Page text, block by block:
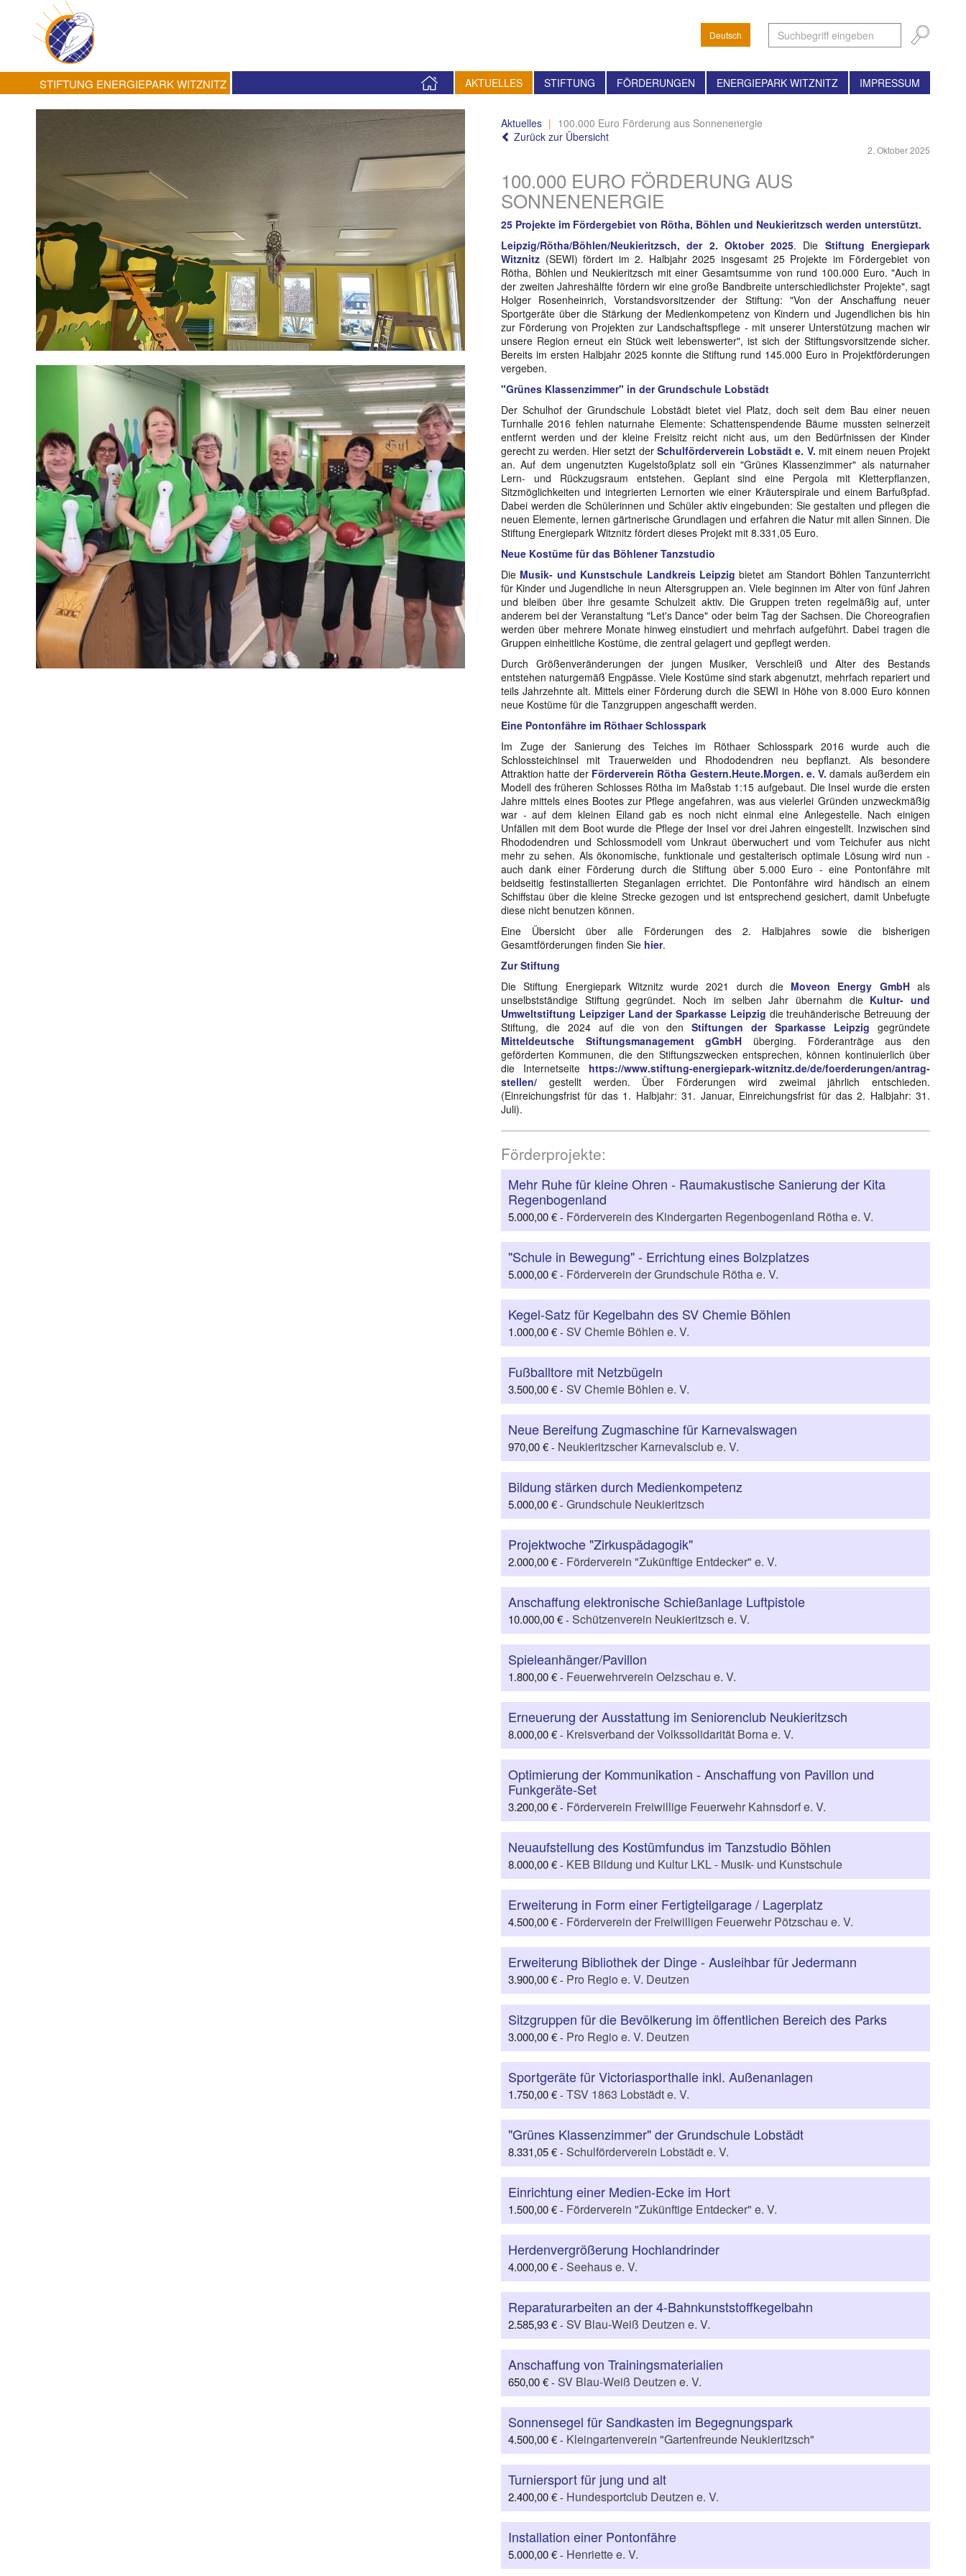
STIFTUNG ENERGIEPARK WITZNITZ
Deutsch
STARTSEITE
AKTUELLES STIFTUNG FÖRDERUNGEN ENERGIEPARK WITZNITZ IMPRESSUM
Aktuelles
100.000 Euro Förderung aus Sonnenenergie
Zurück zur Übersicht
2. Oktober 2025
100.000 EURO FÖRDERUNG AUS
SONNENENERGIE
25 Projekte im Fördergebiet von Rötha, Böhlen und Neukieritzsch werden unterstützt.
Leipzig/Rötha/Böhlen/Neukieritzsch, der 2. Oktober 2025. Die Stiftung Energiepark
Witznitz (SEWI) fördert im 2. Halbjahr 2025 insgesamt 25 Projekte im Fördergebiet von
Rötha, Böhlen und Neukieritzsch mit einer Gesamtsumme von rund 100.000 Euro. "Auch in
der zweiten Jahreshälfte fördern wir eine große Bandbreite unterschiedlichster Projekte", sagt
Holger Rosenheinrich, Vorstandsvorsitzender der Stiftung: "Von der Anschaffung neuer
Sportgeräte über die Stärkung der Medienkompetenz von Kindern und Jugendlichen bis hin
zur Förderung von Projekten zur Landschaftspflege - mit unserer Unterstützung machen wir
unsere Region erneut ein Stück weit lebenswerter", ist sich der Stiftungsvorsitzende sicher.
Bereits im ersten Halbjahr 2025 konnte die Stiftung rund 145.000 Euro in Projektförderungen
vergeben.
"Grünes Klassenzimmer" in der Grundschule Lobstädt
Der Schulhof der Grundschule Lobstädt bietet viel Platz, doch seit dem Bau einer neuen
Turnhalle 2016 fehlen naturnahe Elemente: Schattenspendende Bäume mussten seinerzeit
entfernt werden und der kleine Freisitz reicht nicht aus, um den Bedürfnissen der Kinder
gerecht zu werden. Hier setzt der Schulförderverein Lobstädt e. V. mit einem neuen Projekt
an. Auf dem ungenutzten Kugelstoßplatz soll ein "Grünes Klassenzimmer" als naturnaher
Lern- und Rückzugsraum entstehen. Geplant sind eine Pergola mit Kletterpflanzen,
Sitzmöglichkeiten und integrierten Lernorten wie einer Kräuterspirale und einem Barfußpfad.
Dabei werden die Schülerinnen und Schüler aktiv eingebunden: Sie gestalten und pflegen die
neuen Elemente, lernen gärtnerische Grundlagen und erfahren die Natur mit allen Sinnen. Die
Stiftung Energiepark Witznitz fördert dieses Projekt mit 8.331,05 Euro.
Neue Kostüme für das Böhlener Tanzstudio
Die Musik- und Kunstschule Landkreis Leipzig bietet am Standort Böhlen Tanzunterricht
für Kinder und Jugendliche in neun Altersgruppen an. Viele beginnen im Alter von fünf Jahren
und bleiben über ihre gesamte Schulzeit aktiv. Die Gruppen treten regelmäßig auf, unter
anderem bei der Veranstaltung "Let's Dance" oder beim Tag der Sachsen. Die Choreografien
werden über mehrere Monate hinweg einstudiert und mehrfach aufgeführt. Dabei tragen die
Gruppen einheitliche Kostüme, die zentral gelagert und gepflegt werden.
Durch Größenveränderungen der jungen Musiker, Verschleiß und Alter des Bestands
entstehen naturgemäß Engpässe. Viele Kostüme sind stark abgenutzt, mehrfach repariert und
teils Jahrzehnte alt. Mittels einer Förderung durch die SEWI in Höhe von 8.000 Euro können
neue Kostüme für die Tanzgruppen angeschafft werden.
Eine Pontonfähre im Röthaer Schlosspark
Im Zuge der Sanierung des Teiches im Röthaer Schlosspark 2016 wurde auch die
Schlossteichinsel mit Trauerweiden und Rhododendren neu bepflanzt. Als besondere
Attraktion hatte der Förderverein Rötha Gestern.Heute.Morgen. e. V. damals außerdem ein
Modell des früheren Schlosses Rötha im Maßstab 1:15 aufgebaut. Die Insel wurde die ersten
Jahre mittels eines Bootes zur Pflege angefahren, was aus vielerlei Gründen unzweckmäßig
war - auf dem kleinen Eiland gab es noch nicht einmal eine Anlegestelle. Nach einigen
Unfällen mit dem Boot wurde die Pflege der Insel vor drei Jahren eingestellt. Inzwischen sind
Rhododendren und Schlossmodell vom Unkraut überwuchert und vom Teichufer aus nicht
mehr zu sehen. Als ökonomische, funktionale und gestalterisch optimale Lösung wird nun -
auch dank einer Förderung durch die Stiftung über 5.000 Euro - eine Pontonfähre mit
beidseitig festinstallierten Steganlagen errichtet. Die Pontonfähre wird händisch an einem
Schiffstau über die kleine Strecke gezogen und ist entsprechend gesichert, damit Unbefugte
diese nicht benutzen können.
Eine Übersicht über alle Förderungen des 2. Halbjahres sowie die bisherigen
Gesamtförderungen finden Sie hier.
Zur Stiftung
Die Stiftung Energiepark Witznitz wurde 2021 durch die Moveon Energy GmbHals
unselbstständige Stiftung gegründet. Noch im selben Jahr übernahm die Kultur- und
Umweltstiftung Leipziger Land der Sparkasse Leipzig die treuhänderische Betreuung der
Stiftung, die 2024 auf die von denStiftungen der Sparkasse Leipzig gegründete
Mitteldeutsche Stiftungsmanagement gGmbH überging. Förderanträge aus den
geförderten Kommunen, die den Stiftungszwecken entsprechen, können kontinuierlich über
die Internetseite https://www.stiftung-energiepark-witznitz.de/de/foerderungen/antrag-
stellen/ gestellt werden. Über Förderungen wird zweimal jährlich entschieden.
(Einreichungsfrist für das 1. Halbjahr: 31. Januar, Einreichungsfrist für das 2. Halbjahr: 31.
Juli).
Förderprojekte:
Mehr Ruhe für kleine Ohren - Raumakustische Sanierung der Kita
Regenbogenland
5.000,00 € - Förderverein des Kindergarten Regenbogenland Rötha e. V.
"Schule in Bewegung" - Errichtung eines Bolzplatzes
5.000,00 € - Förderverein der Grundschule Rötha e. V.
Kegel-Satz für Kegelbahn des SV Chemie Böhlen
1.000,00 € - SV Chemie Böhlen e. V.
Fußballtore mit Netzbügeln
3.500,00 € - SV Chemie Böhlen e. V.
Neue Bereifung Zugmaschine für Karnevalswagen
970,00 € - Neukieritzscher Karnevalsclub e. V.
Bildung stärken durch Medienkompetenz
5.000,00 € - Grundschule Neukieritzsch
Projektwoche "Zirkuspädagogik"
2.000,00 € - Förderverein "Zukünftige Entdecker" e. V.
Anschaffung elektronische Schießanlage Luftpistole
10.000,00 € - Schützenverein Neukieritzsch e. V.
Spieleanhänger/Pavillon
1.800,00 € - Feuerwehrverein Oelzschau e. V.
Erneuerung der Ausstattung im Seniorenclub Neukieritzsch
8.000,00 € - Kreisverband der Volkssolidarität Borna e. V.
Optimierung der Kommunikation - Anschaffung von Pavillon und
Funkgeräte-Set
3.200,00 € - Förderverein Freiwillige Feuerwehr Kahnsdorf e. V.
Neuaufstellung des Kostümfundus im Tanzstudio Böhlen
8.000,00 € - KEB Bildung und Kultur LKL - Musik- und Kunstschule
Erweiterung in Form einer Fertigteilgarage / Lagerplatz
4.500,00 € - Förderverein der Freiwilligen Feuerwehr Pötzschau e. V.
Erweiterung Bibliothek der Dinge - Ausleihbar für Jedermann
3.900,00 € - Pro Regio e. V. Deutzen
Sitzgruppen für die Bevölkerung im öffentlichen Bereich des Parks
3.000,00 € - Pro Regio e. V. Deutzen
Sportgeräte für Victoriasporthalle inkl. Außenanlagen
1.750,00 € - TSV 1863 Lobstädt e. V.
"Grünes Klassenzimmer" der Grundschule Lobstädt
8.331,05 € - Schulförderverein Lobstädt e. V.
Einrichtung einer Medien-Ecke im Hort
1.500,00 € - Förderverein "Zukünftige Entdecker" e. V.
Herdenvergrößerung Hochlandrinder
4.000,00 € - Seehaus e. V.
Reparaturarbeiten an der 4-Bahnkunststoffkegelbahn
2.585,93 € - SV Blau-Weiß Deutzen e. V.
Anschaffung von Trainingsmaterialien
650,00 € - SV Blau-Weiß Deutzen e. V.
Sonnensegel für Sandkasten im Begegnungspark
4.500,00 € - Kleingartenverein "Gartenfreunde Neukieritzsch"
Turniersport für jung und alt
2.400,00 € - Hundesportclub Deutzen e. V.
Installation einer Pontonfähre
5.000,00 € - Henriette e. V.